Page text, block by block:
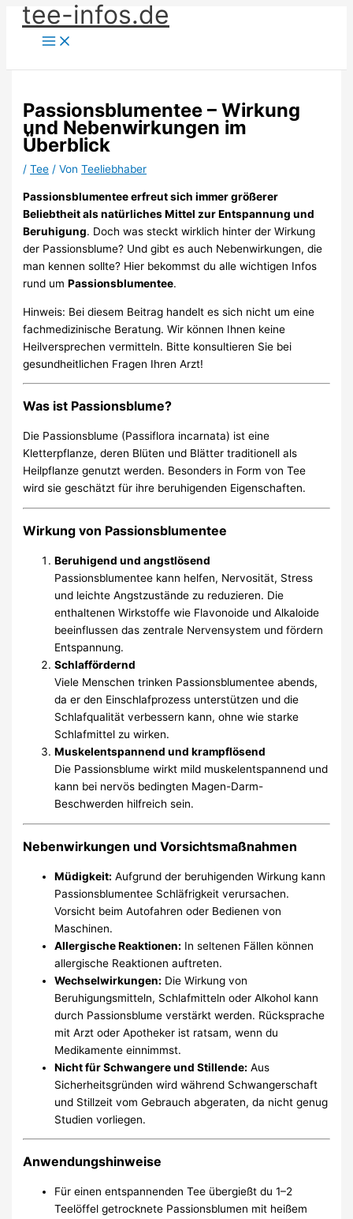
Zum
Inhalt
springen
tee-infos.de
Passionsblumentee – Wirkung
und Nebenwirkungen im
Überblick
/Tee / VonTeeliebhaber
Passionsblumentee erfreut sich immer größerer
Beliebtheit als natürliches Mittel zur Entspannung und
Beruhigung. Doch was steckt wirklich hinter der Wirkung
der Passionsblume? Und gibt es auch Nebenwirkungen, die
man kennen sollte? Hier bekommst du alle wichtigen Infos
rund umPassionsblumentee.
Hinweis: Bei diesem Beitrag handelt es sich nicht um eine
fachmedizinische Beratung. Wir können Ihnen keine
Heilversprechen vermitteln. Bitte konsultieren Sie bei
gesundheitlichen Fragen Ihren Arzt!
Was ist Passionsblume?
Die Passionsblume (Passiflora incarnata) ist eine
Kletterpflanze, deren Blüten und Blätter traditionell als
Heilpflanze genutzt werden. Besonders in Form von Tee
wird sie geschätzt für ihre beruhigenden Eigenschaften.
Wirkung von Passionsblumentee
Beruhigend und angstlösend
Passionsblumentee kann helfen, Nervosität, Stress
und leichte Angstzustände zu reduzieren. Die
enthaltenen Wirkstoffe wie Flavonoide und Alkaloide
beeinflussen das zentrale Nervensystem und fördern
Entspannung.
Schlaffördernd
Viele Menschen trinken Passionsblumentee abends,
da er den Einschlafprozess unterstützen und die
Schlafqualität verbessern kann, ohne wie starke
Schlafmittel zu wirken.
Muskelentspannend und krampflösend
Die Passionsblume wirkt mild muskelentspannend und
kann bei nervös bedingten Magen-Darm-
Beschwerden hilfreich sein.
Nebenwirkungen und Vorsichtsmaßnahmen
Müdigkeit: Aufgrund der beruhigenden Wirkung kann
Passionsblumentee Schläfrigkeit verursachen.
Vorsicht beim Autofahren oder Bedienen von
Maschinen.
Allergische Reaktionen: In seltenen Fällen können
allergische Reaktionen auftreten.
Wechselwirkungen: Die Wirkung von
Beruhigungsmitteln, Schlafmitteln oder Alkohol kann
durch Passionsblume verstärkt werden. Rücksprache
mit Arzt oder Apotheker ist ratsam, wenn du
Medikamente einnimmst.
Nicht für Schwangere und Stillende: Aus
Sicherheitsgründen wird während Schwangerschaft
und Stillzeit vom Gebrauch abgeraten, da nicht genug
Studien vorliegen.
Anwendungshinweise
Für einen entspannenden Tee übergießt du 1–2
Teelöffel getrocknete Passionsblumen mit heißem